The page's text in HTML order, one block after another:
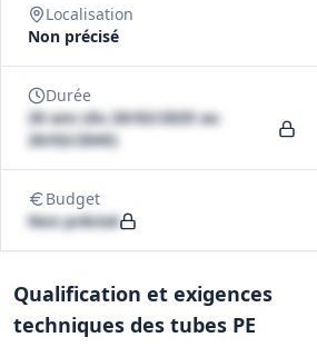
Localisation
Non précisé
Durée
20 ans (du 20/02/2025 au
20/02/2045)
Budget
Non précisé
Qualification et exigences
techniques des tubes PE